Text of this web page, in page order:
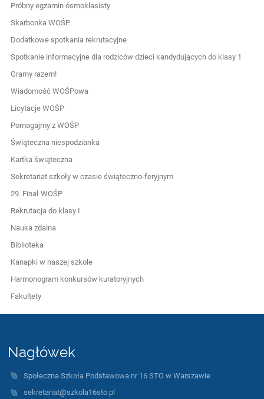
Próbny egzamin ósmoklasisty
Skarbonka WOŚP
Dodatkowe spotkania rekrutacyjne
Spotkanie informacyjne dla rodziców dzieci kandydujących do klasy 1
Gramy razem!
Wiadomość WOŚPowa
Licytacje WOŚP
Pomagajmy z WOŚP
Świąteczna niespodzianka
Kartka świąteczna
Sekretariat szkoły w czasie świąteczno-feryjnym
29. Finał WOŚP
Rekrutacja do klasy I
Nauka zdalna
Biblioteka
Kanapki w naszej szkole
Harmonogram konkursów kuratoryjnych
Fakultety
Nagłówek
Społeczna Szkoła Podstawowa nr 16 STO w Warszawie
sekretariat@szkola16sto.pl